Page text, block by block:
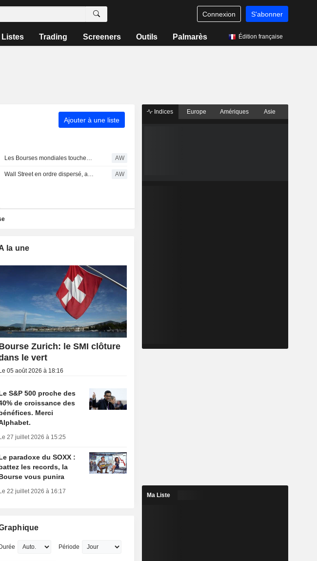
Connexion S'abonner
Listes Trading Screeners Outils Palmarès Édition française
Ajouter à une liste
Les Bourses mondiales touchent des records, sans s'emballer pour autant AW
Wall Street en ordre dispersé, attend un accord entre Washington et Téhéran AW
la une
Zurich: le SMI clôture
le vert
Le 05 août 2026 à 18:16
S&P 500 proche des
de croissance des
Merci
Le 27 juillet 2026 à 15:25
paradoxe du SOXX :
les records, la
vous punira
Le 22 juillet 2026 à 16:17
Durée Période
Indices Europe Amériques Asie
Ma Liste